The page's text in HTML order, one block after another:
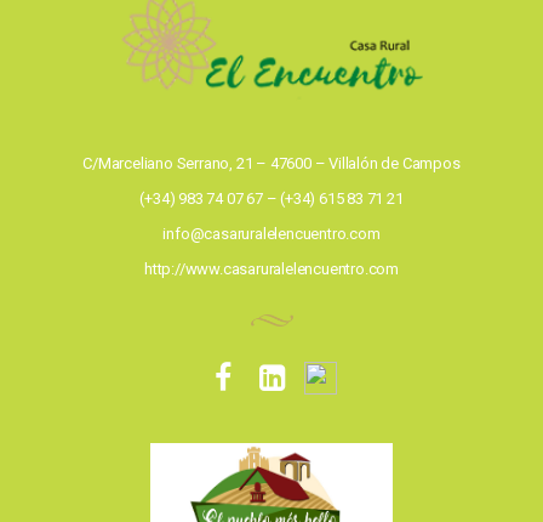
C/Marceliano Serrano, 21 – 47600 – Villalón de Campos
(+34) 983 74 07 67 – (+34) 615 83 71 21
info@casaruralelencuentro.com
http://www.casaruralelencuentro.com